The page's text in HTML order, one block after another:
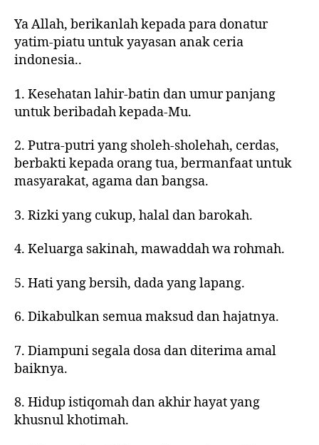
Ya Allah, berikanlah kepada para donatur
yatim-piatu untuk yayasan anak ceria
indonesia..
1. Kesehatan lahir-batin dan umur panjang
untuk beribadah kepada-Mu.
2. Putra-putri yang sholeh-sholehah, cerdas,
berbakti kepada orang tua, bermanfaat untuk
masyarakat, agama dan bangsa.
3. Rizki yang cukup, halal dan barokah.
4. Keluarga sakinah, mawaddah wa rohmah.
5. Hati yang bersih, dada yang lapang.
6. Dikabulkan semua maksud dan hajatnya.
7. Diampuni segala dosa dan diterima amal
baiknya.
8. Hidup istiqomah dan akhir hayat yang
khusnul khotimah.